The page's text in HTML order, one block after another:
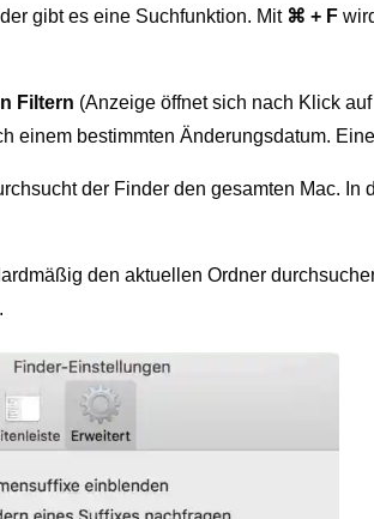
gibt es eine Suchfunktion. Mit ⌘ + F
Filtern (Anzeige öffnet sich nach Klick
einem bestimmten Änderungsdatum.
der Finder den gesamten Mac.
den aktuellen Ordner